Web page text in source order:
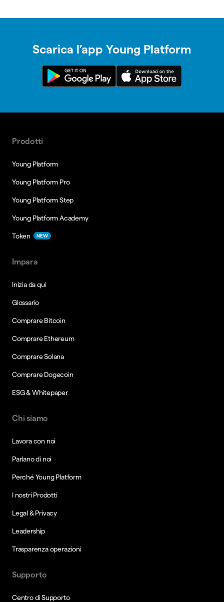
Scarica l’app Young Platform
Prodotti
Young Platform
Young Platform Pro
Young Platform Step
Young Platform Academy
Token NEW
Impara
Inizia da qui
Glossario
Comprare Bitcoin
Comprare Ethereum
Comprare Solana
Comprare Dogecoin
ESG & Whitepaper
Chi siamo
Lavora con noi
Parlano di noi
Perché Young Platform
I nostri Prodotti
Legal & Privacy
Leadership
Trasparenza operazioni
Supporto
Centro di Supporto